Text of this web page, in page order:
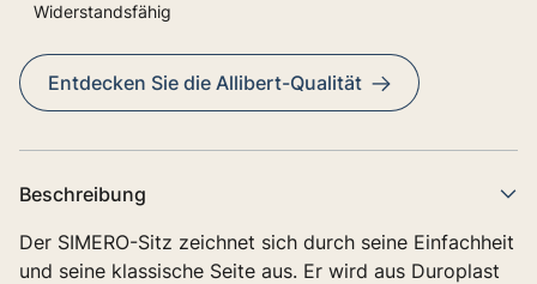
Widerstandsfähig
Entdecken Sie die Allibert-Qualität
Beschreibung
Der SIMERO-Sitz zeichnet sich durch seine Einfachheit
und seine klassische Seite aus. Er wird aus Duroplast